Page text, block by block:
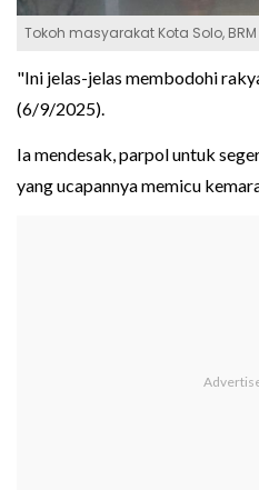
Tokoh masyarakat Kota Solo, BRM
"Ini jelas-jelas membodohi
(6/9/2025).
Ia mendesak, parpol untuk
yang ucapannya memicu